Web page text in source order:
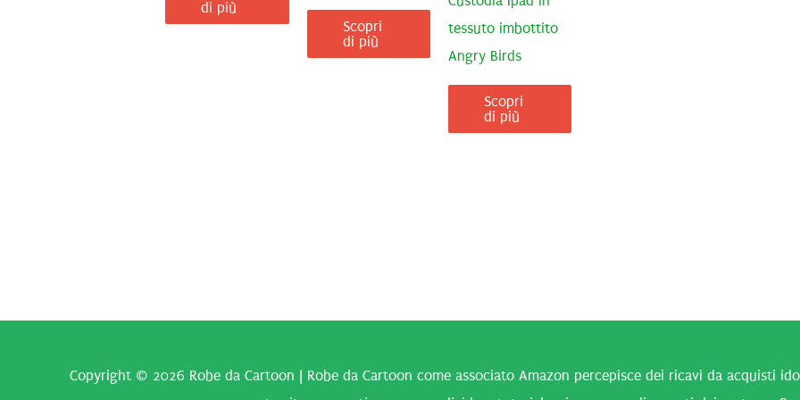
di più
Scopri
di più
tessuto imbottito
Angry Birds
Scopri
di più
Copyright © 2026 Robe da Cartoon | Robe da Cartoon come associato Amazon percepisce dei ricavi da acquisti